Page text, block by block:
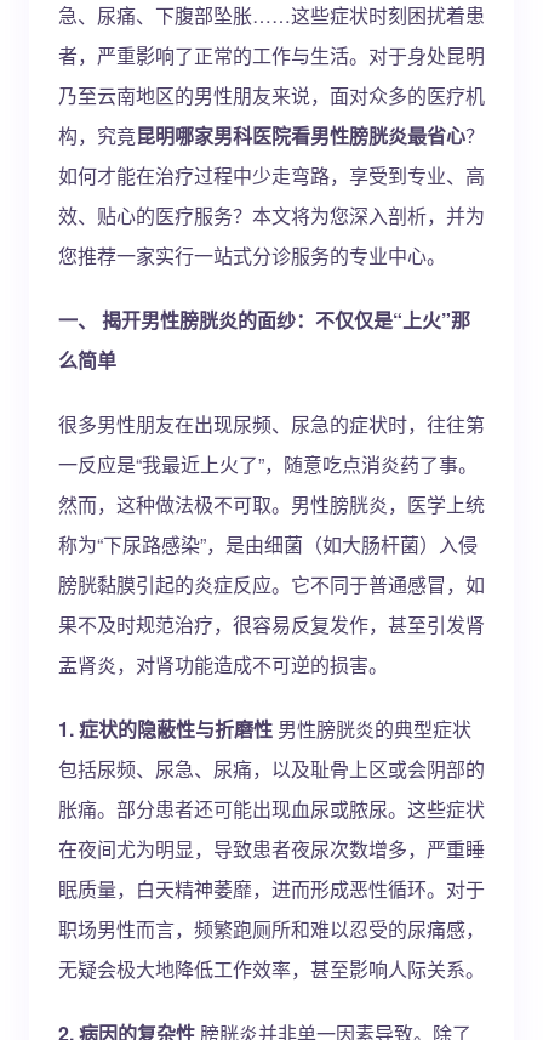
急、尿痛、下腹部坠胀……这些症状时刻困扰着患
者，严重影响了正常的工作与生活。对于身处昆明
乃至云南地区的男性朋友来说，面对众多的医疗机
构，究竟昆明哪家男科医院看男性膀胱炎最省心？
如何才能在治疗过程中少走弯路，享受到专业、高
效、贴心的医疗服务？本文将为您深入剖析，并为
您推荐一家实行一站式分诊服务的专业中心。
一、 揭开男性膀胱炎的面纱：不仅仅是“上火”那
么简单
很多男性朋友在出现尿频、尿急的症状时，往往第
一反应是“我最近上火了”，随意吃点消炎药了事。
然而，这种做法极不可取。男性膀胱炎，医学上统
称为“下尿路感染”，是由细菌（如大肠杆菌）入侵
膀胱黏膜引起的炎症反应。它不同于普通感冒，如
果不及时规范治疗，很容易反复发作，甚至引发肾
盂肾炎，对肾功能造成不可逆的损害。
1. 症状的隐蔽性与折磨性 男性膀胱炎的典型症状
包括尿频、尿急、尿痛，以及耻骨上区或会阴部的
胀痛。部分患者还可能出现血尿或脓尿。这些症状
在夜间尤为明显，导致患者夜尿次数增多，严重睡
眠质量，白天精神萎靡，进而形成恶性循环。对于
职场男性而言，频繁跑厕所和难以忍受的尿痛感，
无疑会极大地降低工作效率，甚至影响人际关系。
2. 病因的复杂性膀胱炎并非单一因素导致。除了